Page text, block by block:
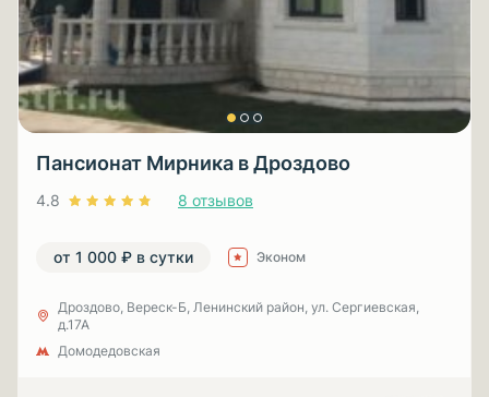
Пансионат Мирника в Дроздово
4.8 8 отзывов
от 1 000 ₽ в сутки Эконом
Дроздово, Вереск-Б, Ленинский район, ул. Сергиевская,
д.17А
Домодедовская